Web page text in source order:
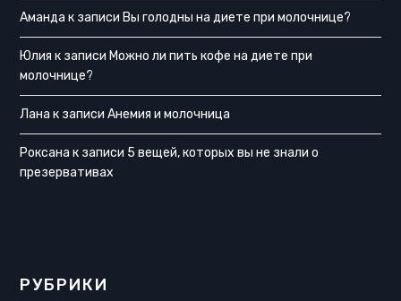
Аманда к записи Вы голодны на диете при молочнице?
Юлия к записи Можно ли пить кофе на диете при
молочнице?
Лана к записиАнемия и молочница
Роксана к записи 5 вещей, которых вы не знали о
презервативах
РУБРИКИ